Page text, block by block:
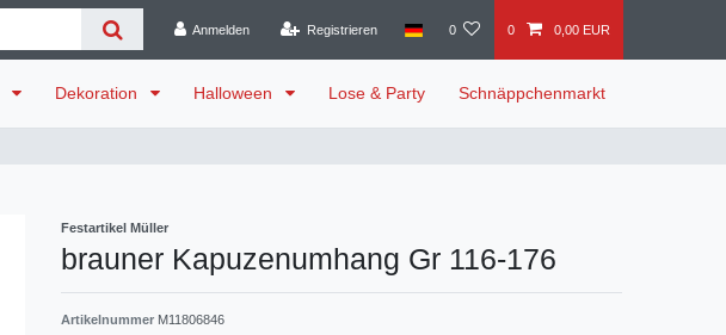
Anmelden Registrieren 0 0 0,00 EUR
Dekoration Halloween Lose & Party Schnäppchenmarkt
Festartikel Müller
brauner Kapuzenumhang Gr 116-176
Artikelnummer M11806846